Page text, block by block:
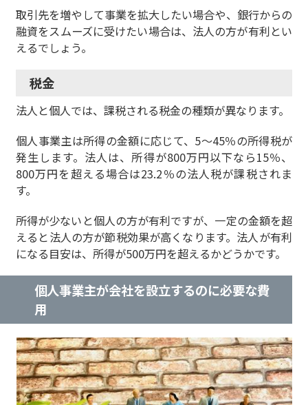
取引先を増やして事業を拡大したい場合や、銀行からの
融資をスムーズに受けたい場合は、法人の方が有利とい
えるでしょう。
税金
法人と個人では、課税される税金の種類が異なります。
個人事業主は所得の金額に応じて、5～45％の所得税が
発生します。 法人は、所得が800万円以下なら15％、
800万円を超える場合は23.2％の法人税が課税されま
す。
所得が少ないと個人の方が有利ですが、一定の金額を超
えると法人の方が節税効果が高くなります。法人が有利
になる目安は、所得が500万円を超えるかどうかです。
個人事業主が会社を設立するのに必要な費
用